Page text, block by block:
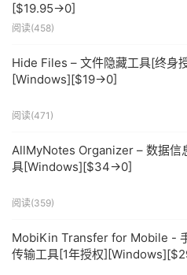
[$19.95→0]
阅读(458)
Hide Files – 文件隐藏工具[终身
[Windows][$19→0]
阅读(471)
AllMyNotes Organizer – 数据信
具[Windows][$34→0]
阅读(359)
MobiKin Transfer for Mobile -
传输工具[1年授权